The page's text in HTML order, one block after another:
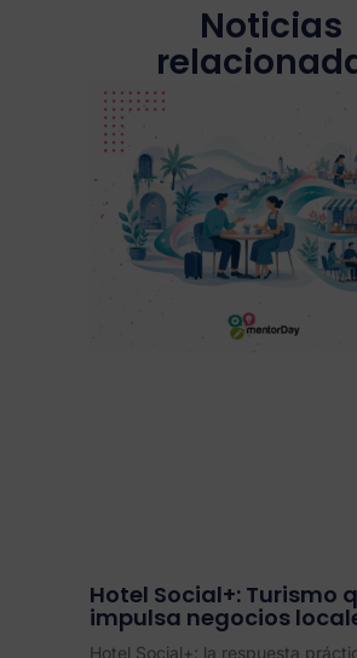
Noticias
Hotel Social+: Turismo
impulsa negocios
Hotel Social+: la respuesta